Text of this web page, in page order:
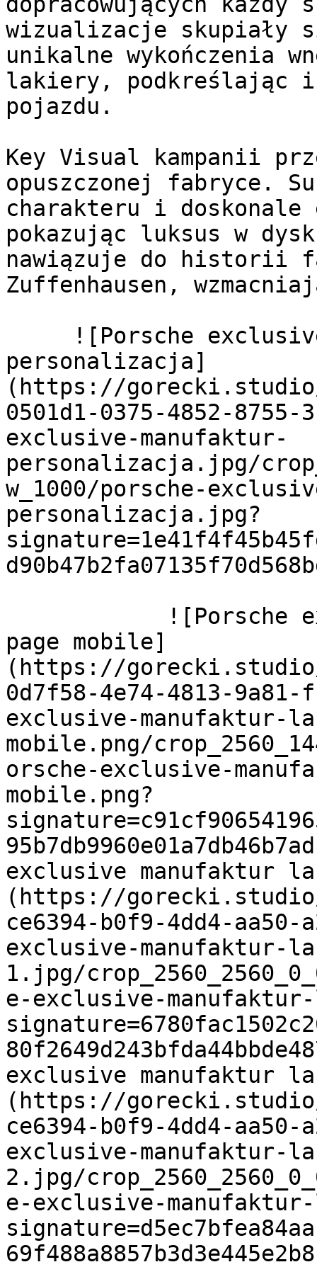
wizualizacje skupiały
unikalne wykończenia
lakiery, podkreślając
pojazdu.
Key Visual kampanii
opuszczonej fabryce.
charakteru i doskonale
pokazując luksus w
nawiązuje do historii
Zuffenhausen,
personalizacja]
(https://
0501d1-0375-4852-
exclusive-manufaktur-
personalizacja.jpg/
w_1000/porsche-
personalizacja.jpg?
page mobile]
(https://
0d7f58-4e74-4813-
exclusive-manufaktur-
mobile.png/
orsche-exclusive-
mobile.png?
exclusive manufaktur
(https://
ce6394-b0f9-4dd4-aa50-
exclusive-manufaktur-
1.jpg/
e-exclusive-
exclusive manufaktur
(https://
ce6394-b0f9-4dd4-aa50-
exclusive-manufaktur-
2.jpg/
e-exclusive-